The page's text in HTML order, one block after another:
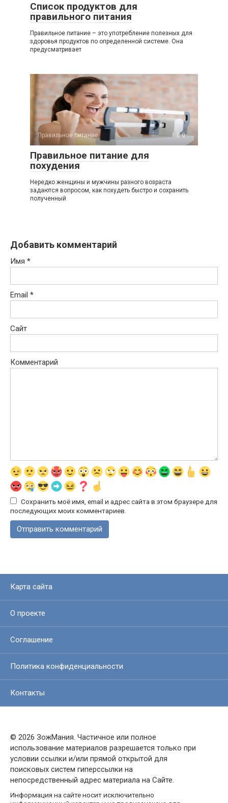
Список продуктов для
правильного питания
Правильное питание – это употребление полезных для
здоровья продуктов по определенной системе. Она
предусматривает
Правильное питание 0
Правильное питание для
похудения
Нередко женщины и мужчины разного возраста
задаются вопросом, как похудеть быстро и сохранить
полученный
Добавить комментарий
Имя *
Email *
Сайт
Комментарий
Сохранить моё имя, email и адрес сайта в этом браузере для
последующих моих комментариев.
Карта сайта
О проекте
Соглашение
Политика конфиденциальности
Контакты
© 2026 ЗожМания. Частичное или полное
использование материалов разрешается только при
условии ссылки и/или прямой открытой для
поисковых систем гиперссылки на
непосредственный адрес материала на Сайте.
Информация на сайте носит исключительно